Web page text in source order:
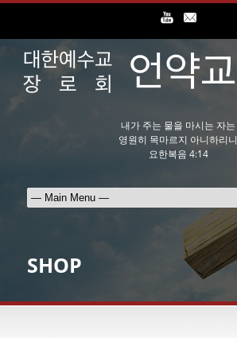
내가 주는 물을 마시는 자는
영원히 목마르지 아니하리니
요한복음 4:14
SHOP